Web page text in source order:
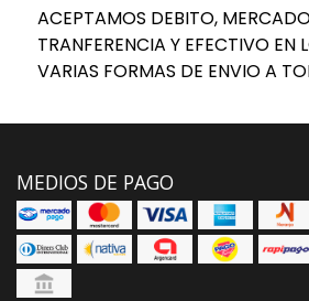
ACEPTAMOS DEBITO,
TRANFERENCIA Y EFECTIVO EN
VARIAS FORMAS DE ENVIO A
MEDIOS DE PAGO